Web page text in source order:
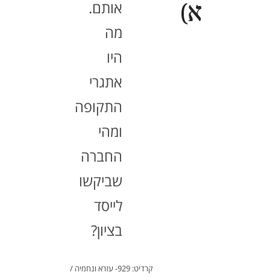
א)
אותם.
מה
היו
אתגרי
התקופה
ומהי
החברה
שביקשו
לייסד
בציון?
קרדיט: 929- עזרא ונחמיה /